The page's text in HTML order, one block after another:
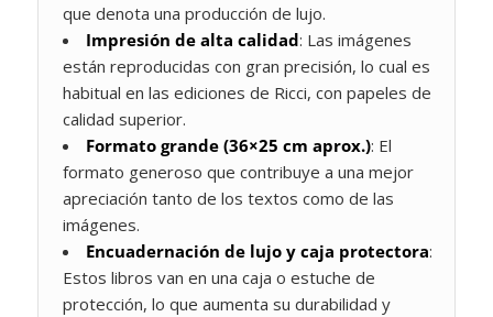
que denota una producción de lujo.
Impresión de alta calidad: Las imágenes
están reproducidas con gran precisión, lo cual es
habitual en las ediciones de Ricci, con papeles de
calidad superior.
Formato grande (36×25 cm aprox.): El
formato generoso que contribuye a una mejor
apreciación tanto de los textos como de las
imágenes.
Encuadernación de lujo y caja protectora:
Estos libros van en una caja o estuche de
protección, lo que aumenta su durabilidad y